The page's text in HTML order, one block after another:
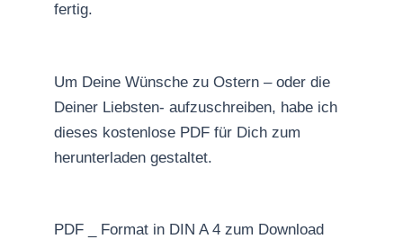
fertig.
Um Deine Wünsche zu Ostern – oder die
Deiner Liebsten- aufzuschreiben, habe ich
dieses kostenlose PDF für Dich zum
herunterladen gestaltet.
PDF _ Format in DIN A 4 zum Download